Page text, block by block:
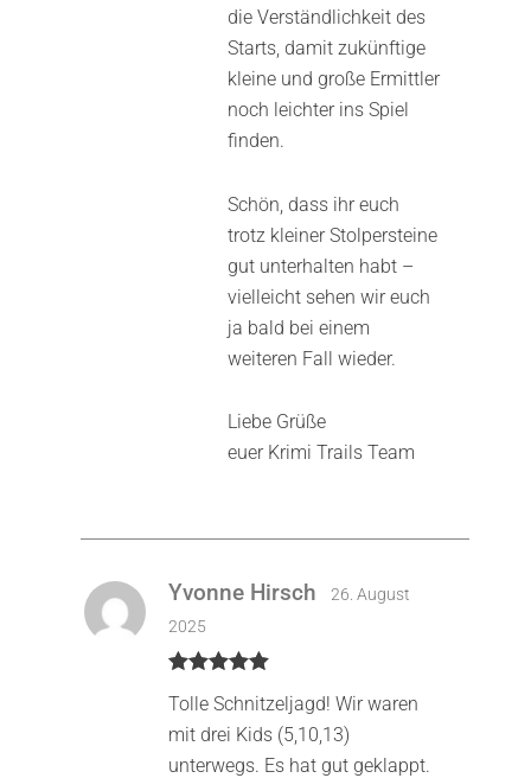
die Verständlichkeit des
Starts, damit zukünftige
kleine und große Ermittler
noch leichter ins Spiel
finden.
Schön, dass ihr euch
trotz kleiner Stolpersteine
gut unterhalten habt –
vielleicht sehen wir euch
ja bald bei einem
weiteren Fall wieder.
Liebe Grüße
euer Krimi Trails Team
5von 5
Yvonne Hirsch
26. August
2025
Tolle Schnitzeljagd! Wir waren
mit drei Kids (5,10,13)
unterwegs. Es hat gut geklappt.